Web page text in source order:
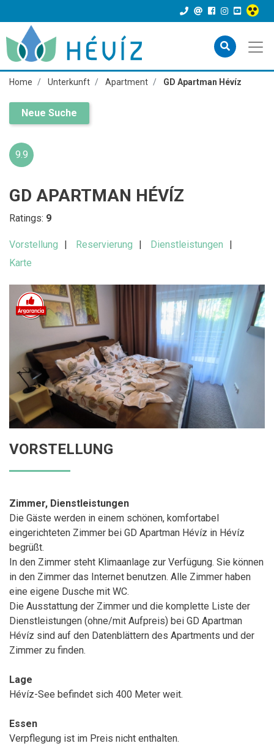
Home Unterkunft Apartment GD Apartman Hévíz
Neue Suche
9.9
GD APARTMAN HÉVÍZ
Ratings: 9
Vorstellung Reservierung
Dienstleistungen
Karte
VORSTELLUNG
Zimmer, Dienstleistungen
Die Gäste werden in einem schönen, komfortabel
eingerichteten Zimmer bei GD Apartman Hévíz in Hévíz
begrüßt.
In den Zimmer steht Klimaanlage zur Verfügung. Sie können
in den Zimmer das Internet benutzen. Alle Zimmer haben
eine eigene Dusche mit WC.
Die Ausstattung der Zimmer und die komplette Liste der
Dienstleistungen (ohne/mit Aufpreis) bei GD Apartman
Hévíz sind auf den Datenblättern des Apartments und der
Zimmer zu finden.
Lage
Hévíz-See befindet sich 400 Meter weit.
Essen
Verpflegung ist im Preis nicht enthalten.